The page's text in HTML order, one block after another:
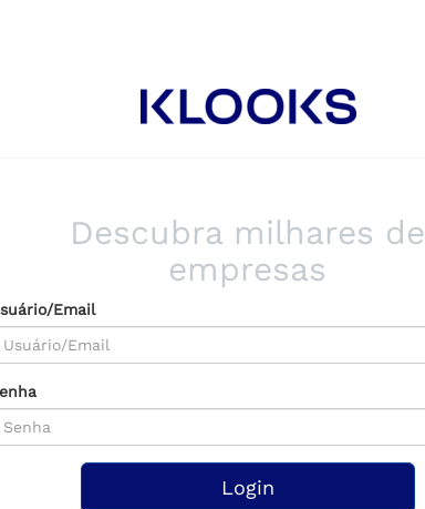
Descubra milhares de
empresas
Email
Login